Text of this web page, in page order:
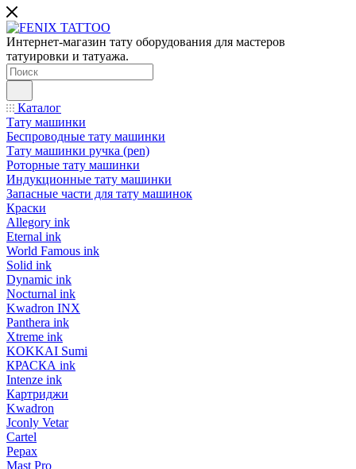
Интернет-магазин тату оборудования для мастеров
татуировки и татуажа.
Каталог
Тату машинки
Беспроводные тату машинки
Тату машинки ручка (pen)
Роторные тату машинки
Индукционные тату машинки
Запасные части для тату машинок
Краски
Allegory ink
Eternal ink
World Famous ink
Solid ink
Dynamic ink
Nocturnal ink
Kwadron INX
Panthera ink
Xtreme ink
KOKKAI Sumi
КРАСКА ink
Intenze ink
Картриджи
Kwadron
Jconly Vetar
Cartel
Pepax
Mast Pro